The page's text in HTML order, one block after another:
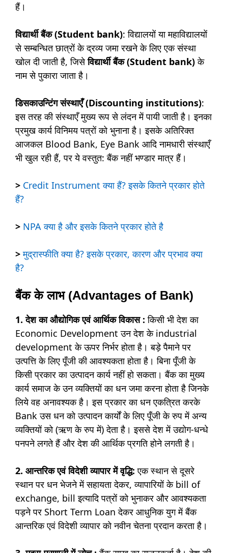
हैं।
विद्यार्थी बैंक (Student bank): विद्यालयों या महाविद्यालयों
से सम्बन्धित छात्रों के द्रव्य जमा रखने के लिए एक संस्था
खोल दी जाती है, जिसेविद्यार्थी बैंक (Student bank)के
नाम से पुकारा जाता है।
डिसकाउन्टिंग संस्थाएँ (Discounting institutions):
इस तरह की संस्थाएँ मुख्य रूप से लंदन में पायी जाती है। इनका
प्रमुख कार्य विनिमय पत्रों को भुनाना है। इसके अतिरिक्त
आजकल Blood Bank, Eye Bank आदि नामधारी संस्थाएँ
भी खुल रही हैं, पर ये वस्तुत: बैंक नहीं भण्डार मात्र हैं।
> Credit Instrument क्या हैं? इसके कितने प्रकार होते
हैं?
> NPA क्या है और इसके कितने प्रकार होते है
>मुद्रास्फीति क्या है? इसके प्रकार, कारण और प्रभाव क्या
है?
बैंक के लाभ (Advantages of Bank)
1. देश का औद्योगिक एवं आर्थिक विकास :किसी भी देश का
Economic Development उन देश के industrial
development के ऊपर निर्भर होता है। बड़े पैमाने पर
उत्पत्ति के लिए पूँजी की आवश्यकता होता है। बिना पूँजी के
किसी प्रकार का उत्पादन कार्य नहीं हो सकता। बैंक का मुख्य
कार्य समाज के उन व्यक्तियों का धन जमा करना होता है जिनके
लिये वह अनावश्यक है। इस प्रकार का धन एकत्रित करके
Bank उस धन को उत्पादन कार्यों के लिए पूँजी के रुप में अन्य
व्यक्तियों को (ऋण के रुप में) देता है। इससे देश में उद्योग-धन्धे
पनपने लगते हैं और देश की आर्थिक प्रगति होने लगती है।
2. आन्तरिक एवं विदेशी व्यापार में वृद्धि:एक स्थान से दूसरे
स्थान पर धन भेजने में सहायता देकर, व्यापारियों के bill of
exchange, bill इत्यादि पत्रों को भुनाकर और आवश्यकता
पड़ने पर Short Term Loan देकर आधुनिक युग में बैंक
आन्तरिक एवं विदेशी व्यापार को नवीन चेतना प्रदान करता है।